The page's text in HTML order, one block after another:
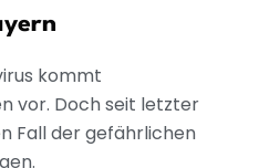
kommt
vor. Doch seit letzter
Fall der gefährlichen